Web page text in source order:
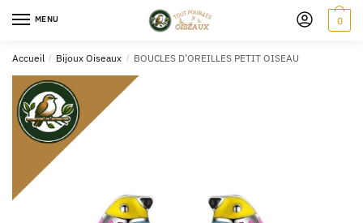
MENU 0
Accueil / Bijoux Oiseaux / BOUCLES D’OREILLES PETIT OISEAU